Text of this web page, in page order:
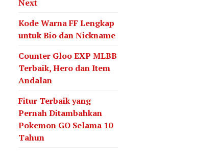
Next
Kode Warna FF Lengkap
untuk Bio dan Nickname
Counter Gloo EXP MLBB
Terbaik, Hero dan Item
Andalan
Fitur Terbaik yang
Pernah Ditambahkan
Pokemon GO Selama 10
Tahun